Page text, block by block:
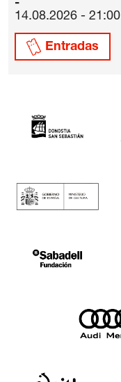
14.08.2026 - 21:00
Entradas